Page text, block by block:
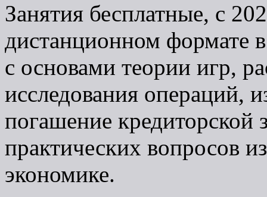
Занятия бесплатные, с
дистанционном формате
с основами теории игр,
исследования операций,
погашение кредиторской
практических вопросов
экономике.